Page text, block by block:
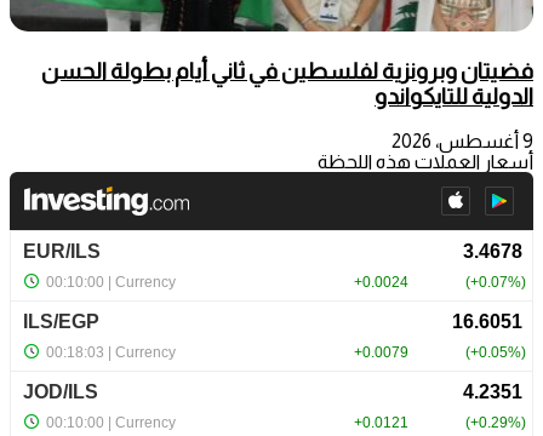
فضيتان وبرونزية لفلسطين في ثاني أيام بطولة الحسن
الدولية للتايكواندو
9 أغسطس، 2026
أسعار العملات هذه اللحظة